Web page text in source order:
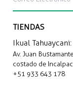
TIENDAS
Ikual Tahuaycani:
Av. Juan
costado de
+51 933 643 178